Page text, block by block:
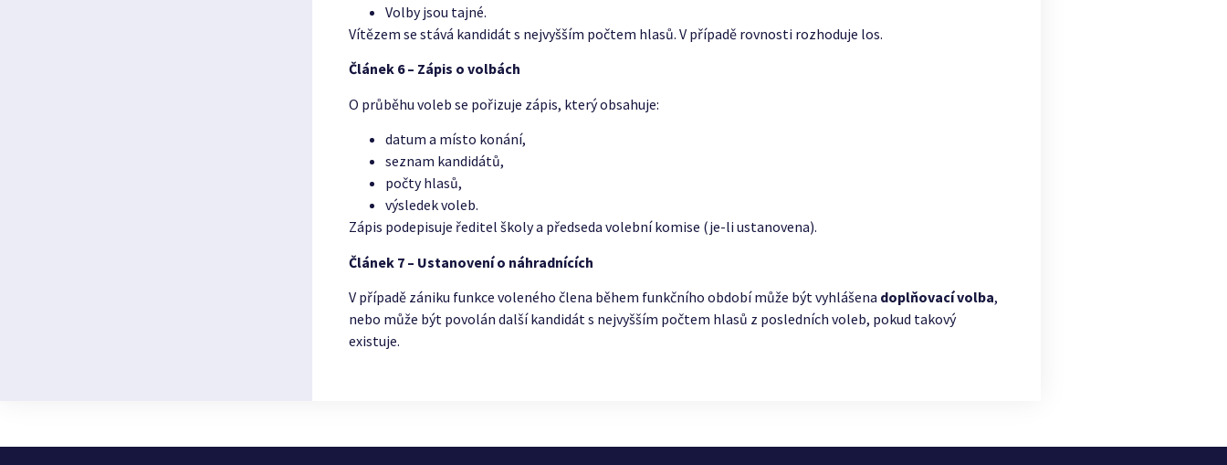
Volby jsou tajné.
Vítězem se stává kandidát s nejvyšším počtem hlasů. V případě rovnosti rozhoduje los.
Článek 6 – Zápis o volbách
O průběhu voleb se pořizuje zápis, který obsahuje:
datum a místo konání,
seznam kandidátů,
počty hlasů,
výsledek voleb.
Zápis podepisuje ředitel školy a předseda volební komise (je-li ustanovena).
Článek 7 – Ustanovení o náhradnících
V případě zániku funkce voleného člena během funkčního období může být vyhlášena doplňovací volba,
nebo může být povolán další kandidát s nejvyšším počtem hlasů z posledních voleb, pokud takový
existuje.